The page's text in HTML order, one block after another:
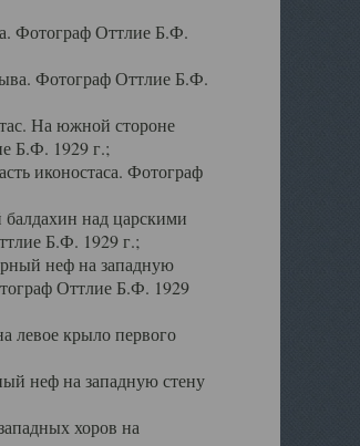
Фотограф Оттлие Б.Ф.
Фотограф Оттлие Б.Ф.
На южной стороне
Б.Ф. 1929 г.;
иконостаса. Фотограф
над царскими
Б.Ф. 1929 г.;
неф на западную
Оттлие Б.Ф. 1929
левое крыло первого
неф на западную стену
хоров на